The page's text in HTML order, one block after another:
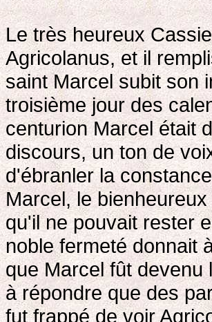
Le très heureux
Agricolanus, et il
saint Marcel subit son
troisième jour des
centurion Marcel était
discours, un ton de
d'ébranler la
Marcel, le
qu'il ne pouvait rester
noble fermeté donnait
que Marcel fût devenu
à répondre que des
fut frappé de voir